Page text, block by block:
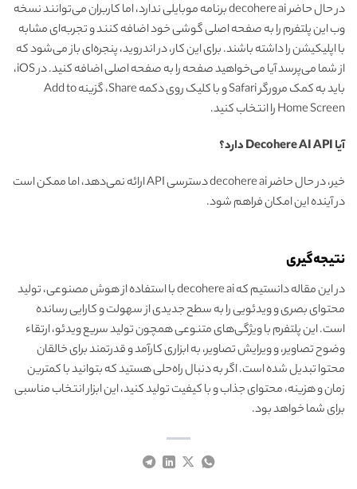
در حال حاضر decohere ai برنامه موبایلی ندارد، اما کاربران می‌توانند نسخه
وب این پلتفرم را به صفحه اصلی گوشی خود اضافه کنند و تجربه‌ای مشابه
با اپلیکیشن را داشته باشند. برای این کار، در اندروید، پنجره‌ای باز می‌شود که
از شما می‌پرسد آیا می‌خواهید صفحه را به صفحه اصلی اضافه کنید. در iOS،
باید به کمک مرورگر Safari و با کلیک روی دکمه Share، گزینه Add to
Home Screen را انتخاب کنید.
آیا Decohere AI API دارد؟
خیر، در حال حاضر decohere ai دسترسی API ارائه نمی‌دهد، اما ممکن است
در آینده این امکان فراهم شود.
نتیجه‌گیری
در این مقاله دانستیم که decohere ai با استفاده از هوش مصنوعی، تولید
محتوای بصری و ویدئویی را به سطح جدیدی از سهولت و کارایی رسانده
است. این پلتفرم با ویژگی‌های متنوعی همچون تولید سریع ویدئو، ارتقاء
وضوح تصاویر، و ویرایش تصاویر، به ابزاری کارآمد و قدرتمند برای خالقان
محتوا تبدیل شده است. اگر به دنبال راه‌حلی هستید که بتوانید با کمترین
زمان و هزینه، محتوای جذاب و با کیفیت تولید کنید، این ابزار انتخاب مناسبی
برای شما خواهد بود.